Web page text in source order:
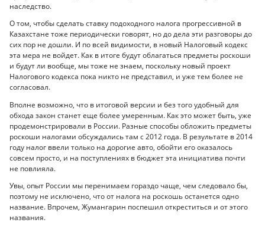
наследство.
О том, чтобы сделать ставку подоходного налога прогрессивной в
Казахстане тоже периодически говорят, но до дела эти разговоры до
сих пор не дошли. И по всей видимости, в новый Налоговый кодекс
эта мера не войдет. Как в итоге будут облагаться предметы роскоши
и будут ли вообще, мы тоже не знаем, поскольку новый проект
Налогового кодекса пока никто не представил, и уже тем более не
согласовал.
Вполне возможно, что в итоговой версии и без того удобный для
обхода закон станет еще более умеренным. Как это может быть, уже
продемонстрировали в России. Разные способы обложить предметы
роскоши налогами обсуждались там с 2012 года. В результате в 2014
году налог ввели только на дорогие авто, обойти его оказалось
совсем просто, и на поступлениях в бюджет эта инициатива почти
не повлияла.
Увы, опыт России мы перенимаем гораздо чаще, чем следовало бы,
поэтому не исключено, что от налога на роскошь останется одно
название. Впрочем, Жумангарин поспешил откреститься и от этого
названия.